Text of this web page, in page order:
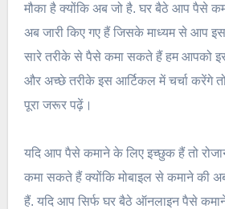
मौका है क्योंकि अब जो है. घर बैठे आप पैसे
अब जारी किए गए हैं जिसके माध्यम से आप इस
सारे तरीके से पैसे कमा सकते हैं हम आपको
और अच्छे तरीके इस आर्टिकल में चर्चा करेंगे
पूरा जरूर पढ़ें।
यदि आप पैसे कमाने के लिए इच्छुक हैं तो
कमा सकते हैं क्योंकि मोबाइल से कमाने की
हैं. यदि आप सिर्फ घर बैठे ऑनलाइन पैसे